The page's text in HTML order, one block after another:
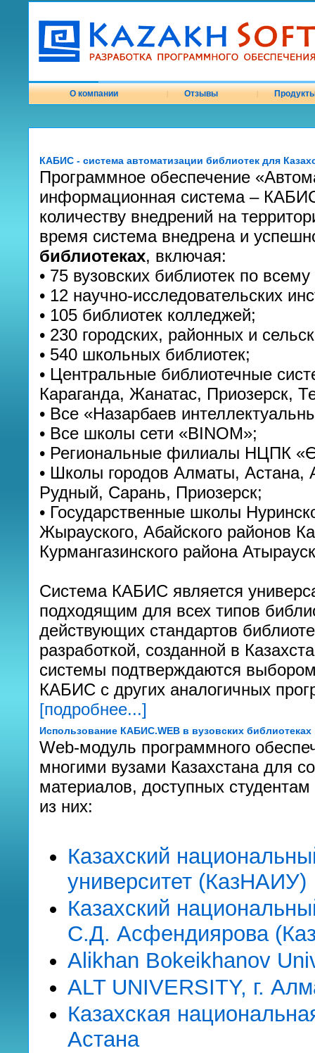
О компании Отзывы
КАБИС - система автоматизации библиотек для
Программное обеспечение
информационная система –
количеству внедрений на
время система внедрена и
библиотеках, включая:
• 75 вузовских библиотек по
• 12 научно-исследовательских
• 105 библиотек колледжей;
• 230 городских, районных и
• 540 школьных библиотек;
• Центральные библиотечные
Караганда, Жанатас, Приозерск,
• Все «Назарбаев
• Все школы сети «BINOM»;
• Региональные филиалы НЦПК
• Школы городов Алматы, Астана,
Рудный, Сарань, Приозерск;
• Государственные школы
Жырауского, Абайского районов
Курмангазинского района
Система КАБИС является
подходящим для всех типов
действующих стандартов
разработкой, созданной в
системы подтверждаются
КАБИС с других аналогичных
[подробнее...]
Использование КАБИС.WEB в вузовских библиотеках
Web-модуль программного
многими вузами Казахстана для
материалов, доступных
из них:
Казахский
университет (КазНАИУ)
Казахский
С.Д. Асфендиярова
Alikhan Bokeikhanov
ALT UNIVERSITY, г.
Казахская
Астана